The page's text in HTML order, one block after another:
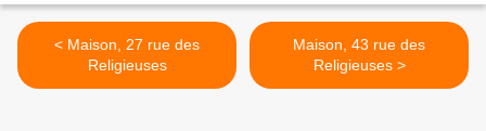
< Maison, 27 rue des
Religieuses
Maison, 43 rue des
Religieuses >